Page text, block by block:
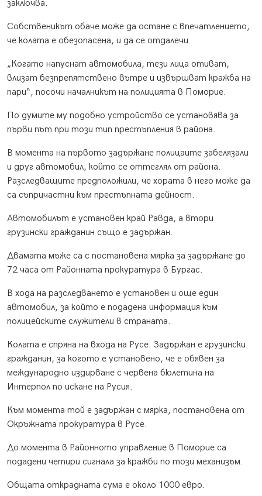
заключва.
Собственикът обаче може да остане с впечатлението,
че колата е обезопасена, и да се отдалечи.
„Когато напуснат автомобила, тези лица отиват,
влизат безпрепятствено вътре и извършват кражба на
пари“, посочи началникът на полицията в Поморие.
По думите му подобно устройство се установява за
първи път при този тип престъпления в района.
В момента на първото задържане полицаите забелязали
и друг автомобил, който се оттеглял от района.
Разследващите предположили, че хората в него може да
са съпричастни към престъпната дейност.
Автомобилът е установен край Равда, а втори
грузински гражданин също е задържан.
Двамата мъже са с постановена мярка за задържане до
72 часа от Районната прокуратура в Бургас.
В хода на разследването е установен и още един
автомобил, за който е подадена информация към
полицейските служители в страната.
Колата е спряна на входа на Русе. Задържан е грузински
гражданин, за когото е установено, че е обявен за
международно издирване с червена бюлетина на
Интерпол по искане на Русия.
Към момента той е задържан с мярка, постановена от
Окръжната прокуратура в Русе.
До момента в Районното управление в Поморие са
подадени четири сигнала за кражби по този механизъм.
Общата открадната сума е около 1000 евро.